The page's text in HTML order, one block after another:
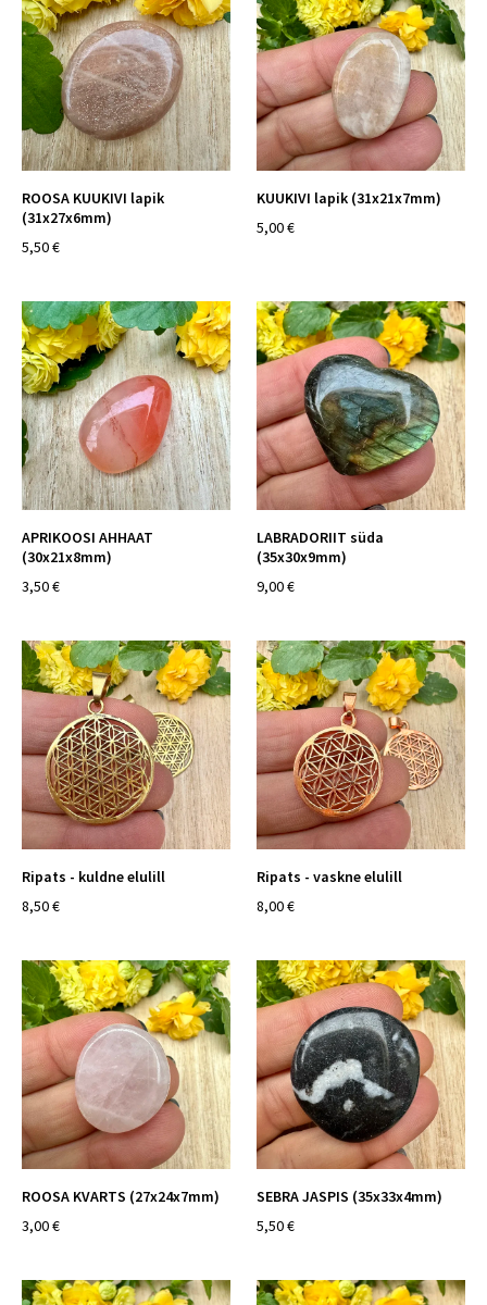
ROOSA KUUKIVI lapik
(31x27x6mm)
5,50 €
KUUKIVI lapik (31x21x7mm)
5,00 €
APRIKOOSI AHHAAT
(30x21x8mm)
3,50 €
LABRADORIIT süda
(35x30x9mm)
9,00 €
Ripats - kuldne elulill
8,50 €
Ripats - vaskne elulill
8,00 €
ROOSA KVARTS (27x24x7mm)
3,00 €
SEBRA JASPIS (35x33x4mm)
5,50 €